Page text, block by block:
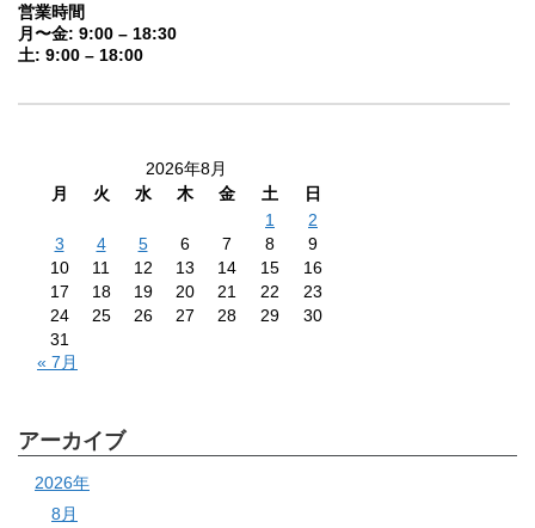
営業時間
月〜金: 9:00 – 18:30
土: 9:00 – 18:00
2026年8月
月
火 水 木 金 土
日
1
2
3
4 5 6 7 8
9
10
11 12 13 14 15
16
17
18 19 20 21 22
23
24
25 26 27 28 29
30
31
« 7月
アーカイブ
2026年
8月